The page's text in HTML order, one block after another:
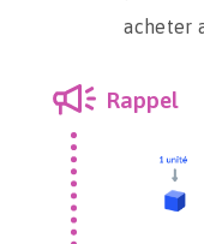
acheter
Rappel